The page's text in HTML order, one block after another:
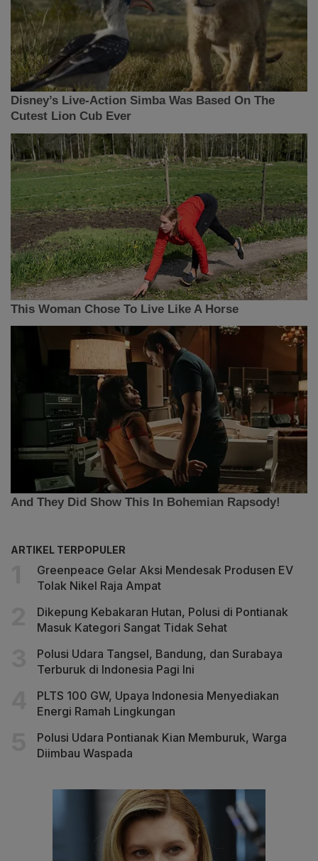
ARTIKEL TERPOPULER
Greenpeace Gelar Aksi Mendesak Produsen EV
Tolak Nikel Raja Ampat
Dikepung Kebakaran Hutan, Polusi di Pontianak
Masuk Kategori Sangat Tidak Sehat
Polusi Udara Tangsel, Bandung, dan Surabaya
Terburuk di Indonesia Pagi Ini
PLTS 100 GW, Upaya Indonesia Menyediakan
Energi Ramah Lingkungan
Polusi Udara Pontianak Kian Memburuk, Warga
Diimbau Waspada